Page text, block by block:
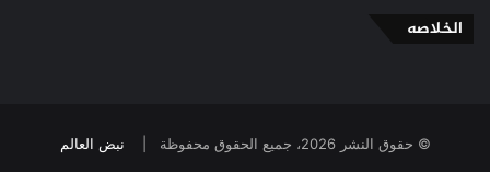
الخلاصه
© حقوق النشر 2026، جميع الحقوق محفوظة |
نبض العالم